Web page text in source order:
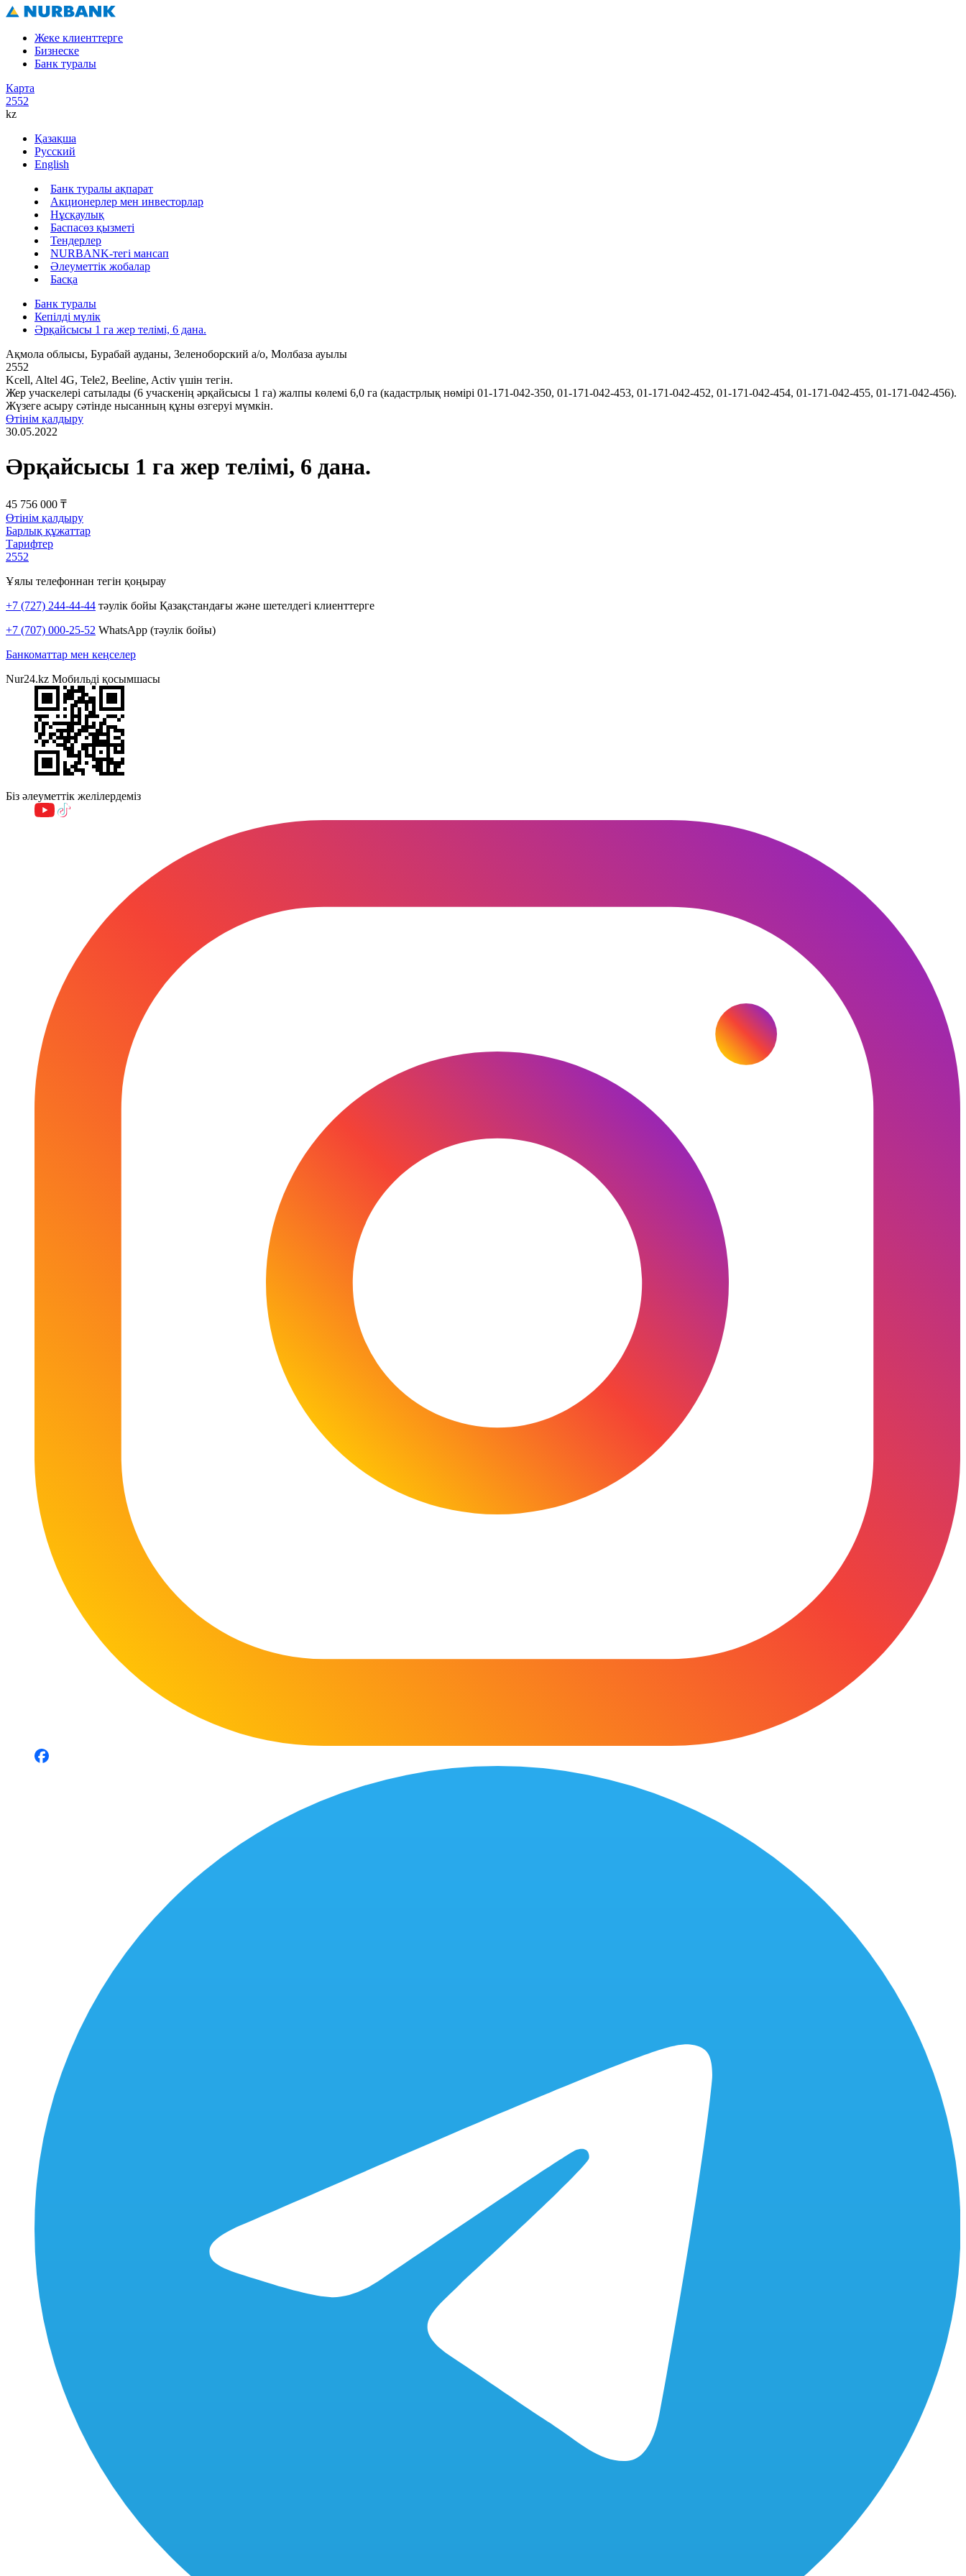
Жеке клиенттерге
Бизнеске
Банк туралы
Карта
2552
kz
Қазақша
Русский
English
Банк туралы ақпарат
Акционерлер мен инвесторлар
Нұсқаулық
Баспасөз қызметі
Тендерлер
NURBANK-тегі мансап
Әлеуметтік жобалар
Басқа
Банк туралы
Кепілді мүлік
Әрқайсысы 1 га жер телімі, 6 дана.
Ақмола облысы, Бурабай ауданы, Зеленоборский а/о, Молбаза ауылы
2552
Kcell, Altel 4G, Tele2, Beeline, Activ үшін тегін.
Жер учаскелері сатылады (6 учаскенің әрқайсысы 1 га) жалпы көлемі 6,0 га (кадастрлық нөмірі 01-171-042-350, 01-171-042-453, 01-171-042-452, 01-171-042-454, 01-171-042-455, 01-171-042-456).
Жүзеге асыру сәтінде нысанның құны өзгеруі мүмкін.
Өтінім қалдыру
30.05.2022
Әрқайсысы 1 га жер телімі, 6 дана.
45 756 000 ₸
Өтінім қалдыру
Барлық құжаттар
Тарифтер
2552
Ұялы телефоннан тегін қоңырау
+7 (727) 244-44-44 тәулік бойы Қазақстандағы және шетелдегі клиенттерге
+7 (707) 000-25-52 WhatsApp (тәулік бойы)
Банкоматтар мен кеңселер
Nur24.kz Мобильді қосымшасы
Біз әлеуметтік желілердеміз